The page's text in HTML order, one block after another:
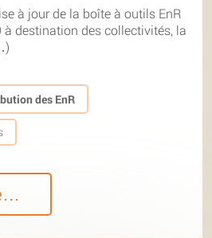
à jour de la boîte à outils EnR
à destination des collectivités, la
des EnR